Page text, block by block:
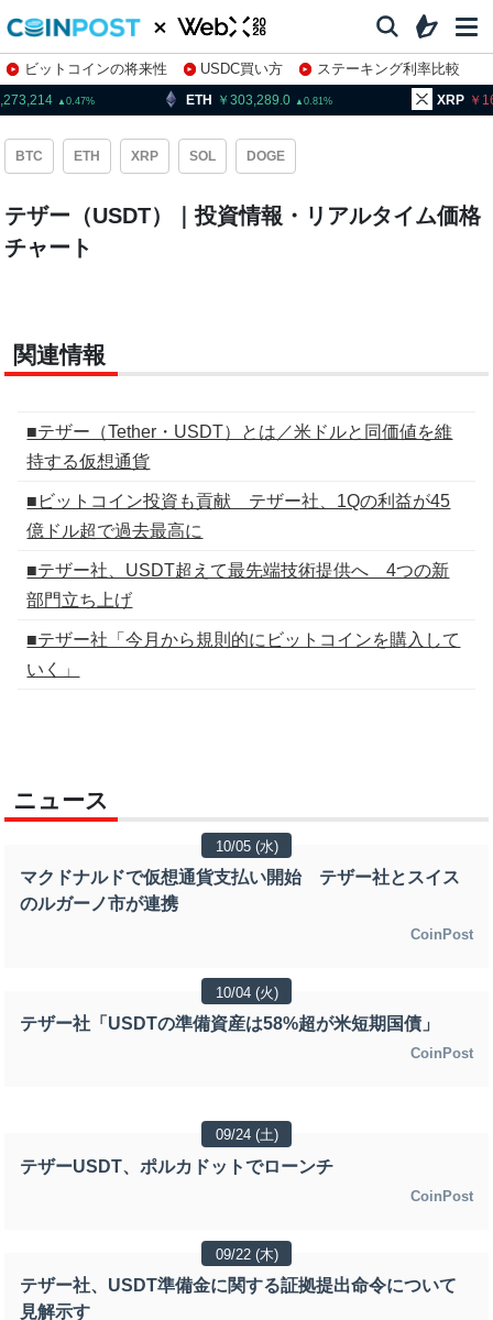
ビットコインの将来性 USDC買い方
ステーキング利率比較
株特集・関連銘柄
0.47 ETH 303,289.0 0.81 XRP
BTC ETH XRP SOL DOGE
テザー（USDT）｜投資情報・リアルタイム価格
チャート
関連情報
■テザー（Tether・USDT）とは／米ドルと同価値を維
持する仮想通貨
■ビットコイン投資も貢献 テザー社、1Qの利益が45
億ドル超で過去最高に
■テザー社、USDT超えて最先端技術提供へ 4つの新
部門立ち上げ
■テザー社「今月から規則的にビットコインを購入して
いく」
ニュース
10/05 (水)
マクドナルドで仮想通貨支払い開始 テザー社とスイス
のルガーノ市が連携
CoinPost
10/04 (火)
テザー社「USDTの準備資産は58%超が米短期国債」
CoinPost
09/24 (土)
テザーUSDT、ポルカドットでローンチ
CoinPost
09/22 (木)
テザー社、USDT準備金に関する証拠提出命令について
見解示す